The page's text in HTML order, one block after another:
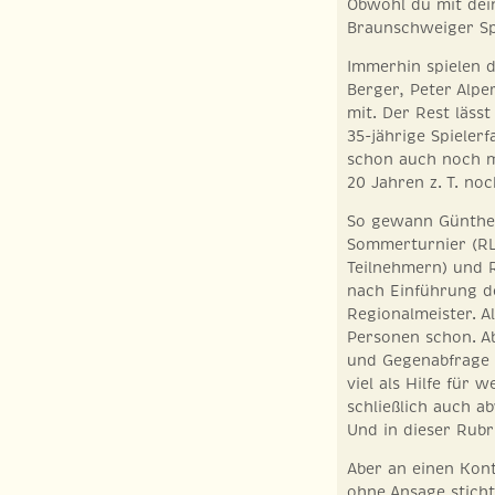
Obwohl du mit
Braunschweiger
Immerhin spielen
Berger, Peter
mit. Der Rest
35-jährige
schon auch noch
20 Jahren z. T.
So gewann
Sommerturnier
Teilnehmern) und
nach Einführung
Regionalmeister.
Personen schon.
und
viel als Hilfe für
schließlich auch
Und in dieser
Aber an einen